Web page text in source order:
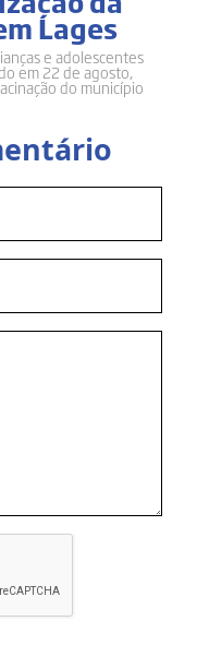
Lages
e adolescentes
em 22 de agosto,
do município